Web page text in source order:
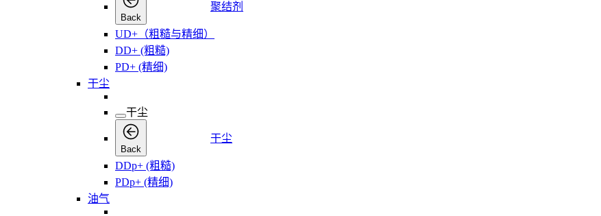
Back
聚结剂
UD+（粗糙与精细）
DD+ (粗糙)
PD+ (精细)
干尘
干尘
Back
干尘
DDp+ (粗糙)
PDp+ (精细)
油气